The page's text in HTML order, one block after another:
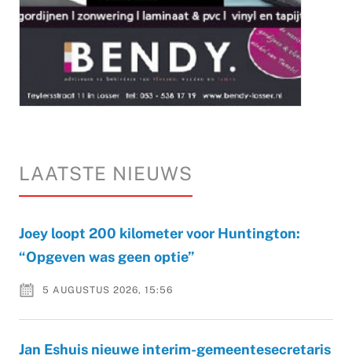
LAATSTE NIEUWS
Joey loopt 200 kilometer voor Huntington:
“Opgeven was geen optie”
5 AUGUSTUS 2026, 15:56
Jan Eshuis nieuwe interim-gemeentesecretaris